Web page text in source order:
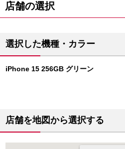
店舗の選択
選択した機種・カラー
iPhone 15 256GB グリーン
店舗を地図から選択する